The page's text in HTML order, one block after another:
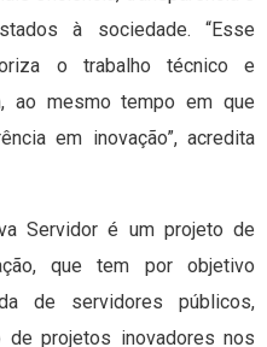
à sociedade. “Esse
o trabalho técnico e
ao mesmo tempo em que
em inovação”, acredita
Servidor é um projeto de
que tem por objetivo
de servidores públicos,
de projetos inovadores nos